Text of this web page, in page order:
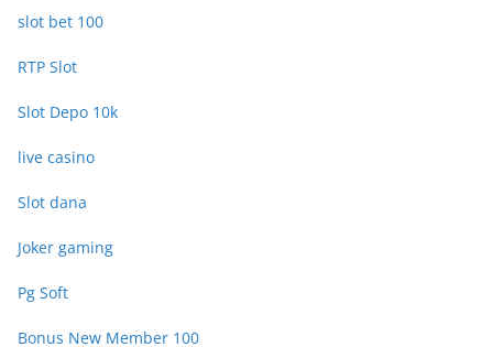
slot bet 100
RTP Slot
Slot Depo 10k
live casino
Slot dana
Joker gaming
Pg Soft
Bonus New Member 100